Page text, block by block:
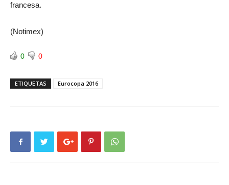
francesa.
(Notimex)
0 0
ETIQUETAS Eurocopa 2016